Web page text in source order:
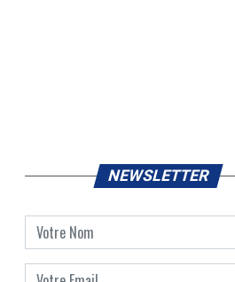
NEWSLETTER